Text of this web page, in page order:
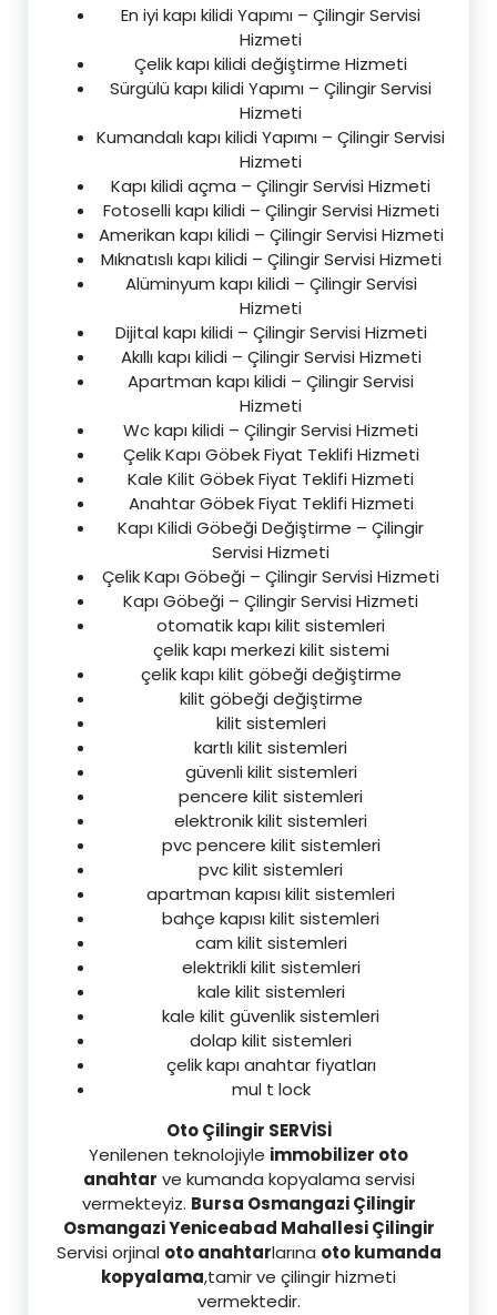
En iyi kapı kilidi Yapımı – Çilingir Servisi
Hizmeti
Çelik kapı kilidi değiştirme Hizmeti
Sürgülü kapı kilidi Yapımı – Çilingir Servisi
Hizmeti
Kumandalı kapı kilidi Yapımı – Çilingir Servisi
Hizmeti
Kapı kilidi açma – Çilingir Servisi Hizmeti
Fotoselli kapı kilidi – Çilingir Servisi Hizmeti
Amerikan kapı kilidi – Çilingir Servisi Hizmeti
Mıknatıslı kapı kilidi – Çilingir Servisi Hizmeti
Alüminyum kapı kilidi – Çilingir Servisi
Hizmeti
Dijital kapı kilidi – Çilingir Servisi Hizmeti
Akıllı kapı kilidi – Çilingir Servisi Hizmeti
Apartman kapı kilidi – Çilingir Servisi
Hizmeti
Wc kapı kilidi – Çilingir Servisi Hizmeti
Çelik Kapı Göbek Fiyat Teklifi Hizmeti
Kale Kilit Göbek Fiyat Teklifi Hizmeti
Anahtar Göbek Fiyat Teklifi Hizmeti
Kapı Kilidi Göbeği Değiştirme – Çilingir
Servisi Hizmeti
Çelik Kapı Göbeği – Çilingir Servisi Hizmeti
Kapı Göbeği – Çilingir Servisi Hizmeti
otomatik kapı kilit sistemleri
çelik kapı merkezi kilit sistemi
çelik kapı kilit göbeği değiştirme
kilit göbeği değiştirme
kilit sistemleri
kartlı kilit sistemleri
güvenli kilit sistemleri
pencere kilit sistemleri
elektronik kilit sistemleri
pvc pencere kilit sistemleri
pvc kilit sistemleri
apartman kapısı kilit sistemleri
bahçe kapısı kilit sistemleri
cam kilit sistemleri
elektrikli kilit sistemleri
kale kilit sistemleri
kale kilit güvenlik sistemleri
dolap kilit sistemleri
çelik kapı anahtar fiyatları
mul t lock
Oto Çilingir SERVİSİ
Yenilenen teknolojiyle immobilizer oto
anahtar ve kumanda kopyalama servisi
vermekteyiz. Bursa Osmangazi Çilingir
Osmangazi Yeniceabad Mahallesi Çilingir
Servisi orjinal oto anahtarlarına oto kumanda
kopyalama,tamir ve çilingir hizmeti
vermektedir.